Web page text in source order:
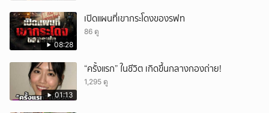
08:28
เปิดแผนที่เขากระโดงของรฟท
86 ดู
01:13
“ครั้งแรก” ในชีวิต เกิดขึ้นกลางกองถ่าย!
1,295 ดู